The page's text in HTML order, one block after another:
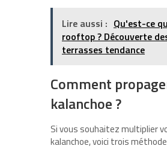
Lire aussi : Qu'est-ce
rooftop ? Découverte
terrasses tendance
Comment
kalanchoe ?
Si vous souhaitez multiplier
kalanchoe, voici trois